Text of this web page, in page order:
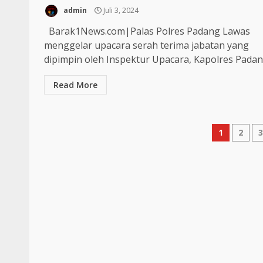
admin Juli 3, 2024
Barak1News.com|Palas Polres Padang Lawas
menggelar upacara serah terima jabatan yang
dipimpin oleh Inspektur Upacara, Kapolres
Read More
1 2 3